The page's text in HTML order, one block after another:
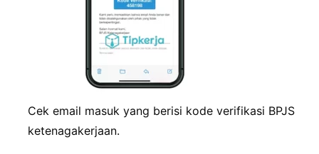
Cek email masuk yang berisi kode verifikasi BPJS
ketenagakerjaan.